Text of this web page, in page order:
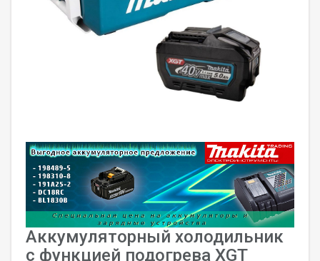
Аккумуляторный холодильник
с функцией подогрева XGT